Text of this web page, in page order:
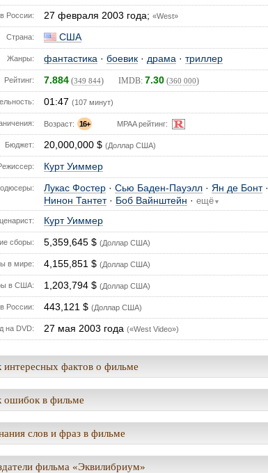
России: 27 февраля 2003 года; «West»
Страна: США
Жанры: фантастика · боевик · драма · триллер
Рейтинг: 7.884 (349 844) IMDB: 7.30 (360 000)
01:47 (107 минут)
Возраст: 16+ MPAA рейтинг:
Бюджет: 20,000,000 $ (Доллар США)
Курт Уиммер
Лукас Фостер · Сью Баден-Пауэлл · Ян де Бонт·
Нинон Тантет· Боб Вайнштейн · ещё ▼
Курт Уиммер
сборы: 5,359,645 $ (Доллар США)
в мире: 4,155,851 $ (Доллар США)
в США: 1,203,794 $ (Доллар США)
России: 443,121 $ (Доллар США)
на DVD: 27 мая 2003 года («West Video»)
интересных фактов о фильме
ошибок в фильме
слов и фраз в фильме
фильма «Эквилибриум»